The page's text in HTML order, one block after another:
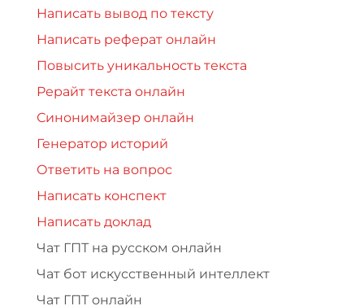
Написать вывод по тексту
Написать реферат онлайн
Повысить уникальность текста
Рерайт текста онлайн
Синонимайзер онлайн
Генератор историй
Ответить на вопрос
Написать конспект
Написать доклад
Чат ГПТ на русском онлайн
Чат бот искусственный интеллект
Чат ГПТ онлайн